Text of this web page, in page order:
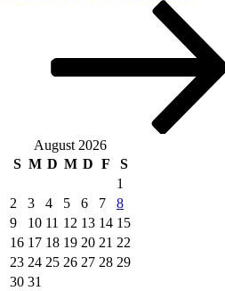
August 2026
S M D M D F
S
1
2
3 4 5 6 7
8
9
10 11 12 13 14 15
16 17 18 19 20 21 22
23 24 25 26 27 28 29
30 31